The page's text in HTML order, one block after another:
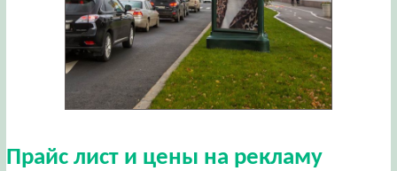
Прайс лист и цены на рекламу